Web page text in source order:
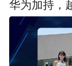
华为加持，